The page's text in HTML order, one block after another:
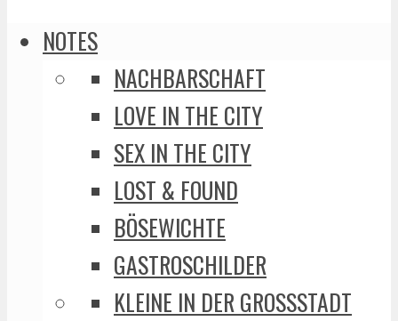
NOTES
NACHBARSCHAFT
LOVE IN THE CITY
SEX IN THE CITY
LOST & FOUND
BÖSEWICHTE
GASTROSCHILDER
KLEINE IN DER GROSSSTADT